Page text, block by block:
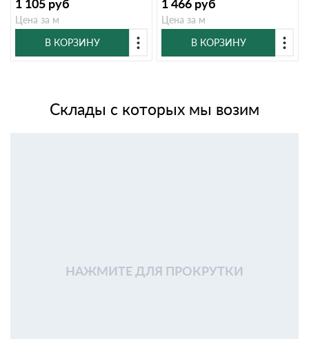
1 105 руб
Цена за м
В КОРЗИНУ
1 466 руб
Цена за м
В КОРЗИНУ
Склады с которых мы возим
НАЖМИТЕ ДЛЯ ПРОКРУТКИ